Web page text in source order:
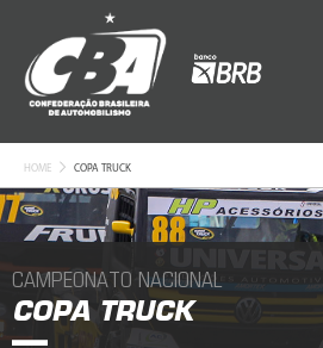
HOME COPA TRUCK
CAMPEONATO NACIONAL
COPA TRUCK